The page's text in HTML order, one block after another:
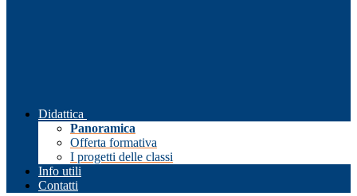
Didattica
Panoramica
Offerta formativa
I progetti delle classi
Info utili
Contatti